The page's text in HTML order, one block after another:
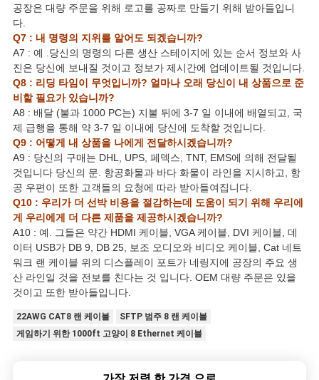
공장은 대량 주문을 위해 로고를 공짜로 만들기 위해 받아들입니
다.
Q7 : 내 명령의 지위를 알어도 되겠습니까?
A7 : 예 .당신의 명령의 다른 생산 스테이지에 있는 순서 정보와 사
진은 당신에 보내질 것이고 정보가 제시간에 업데이트될 것입니다.
Q8 : 리딩 타임이 무엇입니까? 얼마나 오래 당신이 내 상품으로 준
비할 필요가 있습니까?
A8 : 배달 (불과 1000 PC는) 지불 뒤에 3-7 일 이내에 배열되고, 국
제 급행을 통해 약 3-7 일 이내에 당신에 도착할 것입니다.
Q9 : 어떻게 내 상품을 나에게 전달하시겠습니까?
A9 : 당신의 구매는 DHL, UPS, 페덱스, TNT, EMS에 의해 전달될
것입니다 당신의 문. 항공화물과 바다 화물이 라인을 지시하고, 항
공 우편이 또한 고객들의 요청에 따라 받아들여집니다.
Q10 : 우리가 더 선박 비용을 절감하는데 도움이 되기 위해 우리에
게 우리에게 더 다른 제품을 제공하시겠습니까?
A10 : 예. 그들은 약간 HDMI 케이블, VGA 케이블, DVI 케이블, 데
이터 USB가 DB 9, DB 25, 보조 오디오와 비디오 케이블, Cat 네트
워크 랜 케이블 위의 디스플레이 포트가 네링지에 공장의 주요 생
산 라인일 것을 전보를 친다는 것 입니다. OEM 대량 주문은 있을
것이고 또한 받아들입니다.
22AWG CAT8 랜 케이블
SFTP 범주 8 랜 케이블
게임하기 위한 1000ft 고양이 8 Ethernet 케이블